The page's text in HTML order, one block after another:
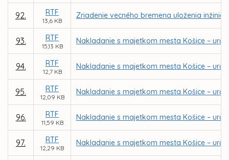
92. RTF
13,6 KB
Zriadenie vecného bremena uloženia
93. RTF
15,13 KB
Nakladanie s majetkom mesta Košice –
94. RTF
12,7 KB
Nakladanie s majetkom mesta Košice –
95. RTF
12,09 KB
Nakladanie s majetkom mesta Košice –
96. RTF
11,59 KB
Nakladanie s majetkom mesta Košice –
97. RTF
12,29 KB
Nakladanie s majetkom mesta Košice –